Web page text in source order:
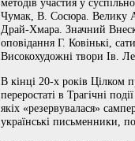
методів участия у
Чумак, В. Сосюра. Велику
Драй-Хмара. Значний
оповідання Г. Ковінькі,
Високохудожні твори Ів.
В кінці 20-х років Цілком
переростаті в Трагічні
якіх «резервувалася»
українські письменники,